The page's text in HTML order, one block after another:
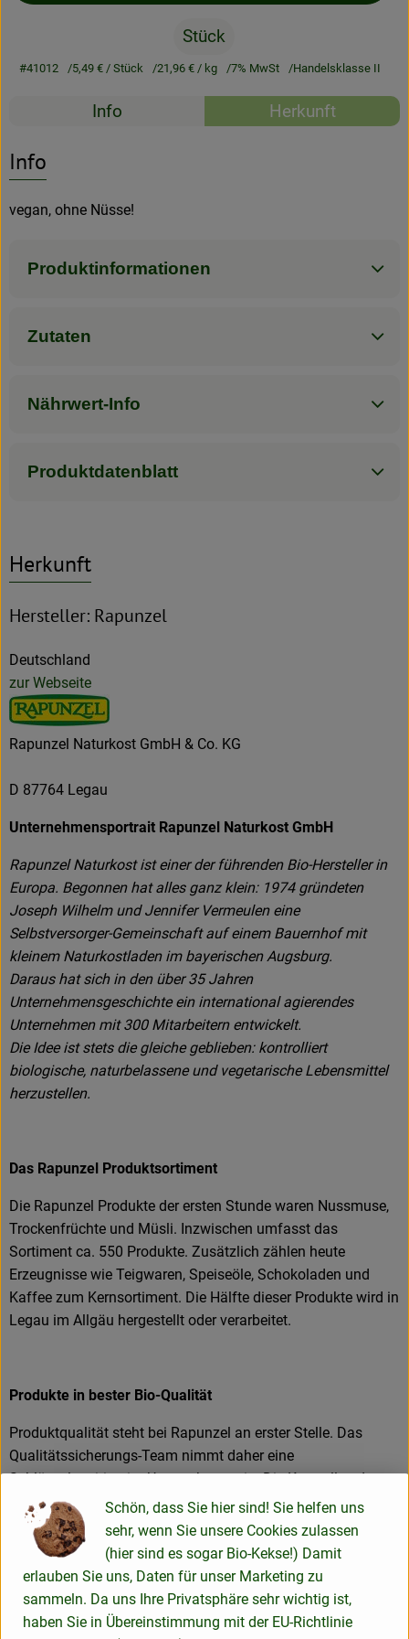
Stück
#41012 5,49 € / Stück 21,96 € / kg 7% MwSt Handelsklasse II
Rezepte
Info Herkunft
Info
vegan, ohne Nüsse!
Produktinformationen
Zutaten
Nährwert-Info
Produktdatenblatt
Herkunft
Hersteller: Rapunzel
Deutschland
zur Webseite
Rapunzel Naturkost GmbH & Co. KG
D 87764 Legau
Unternehmensportrait Rapunzel Naturkost GmbH
Rapunzel Naturkost ist einer der führenden Bio-Hersteller in
Europa. Begonnen hat alles ganz klein: 1974 gründeten
Joseph Wilhelm und Jennifer Vermeulen eine
Selbstversorger-Gemeinschaft auf einem Bauernhof mit
kleinem Naturkostladen im bayerischen Augsburg.
Daraus hat sich in den über 35 Jahren
Unternehmensgeschichte ein international agierendes
Unternehmen mit 300 Mitarbeitern entwickelt.
Die Idee ist stets die gleiche geblieben: kontrolliert
biologische, naturbelassene und vegetarische Lebensmittel
herzustellen.
Das Rapunzel Produktsortiment
Die Rapunzel Produkte der ersten Stunde waren Nussmuse,
Trockenfrüchte und Müsli. Inzwischen umfasst das
Sortiment ca. 550 Produkte. Zusätzlich zählen heute
Erzeugnisse wie Teigwaren, Speiseöle, Schokoladen und
Kaffee zum Kernsortiment. Die Hälfte dieser Produkte wird in
Legau im Allgäu hergestellt oder verarbeitet.
Produkte in bester Bio-Qualität
Produktqualität steht bei Rapunzel an erster Stelle. Das
Qualitätssicherungs-Team nimmt daher eine
Schlüsselposition im Unternehmen ein. Die Kontrollen der
Rohstoffe beginnen bereits auf dem Feld. Bei Wareneingang
werden alle Rohstoffe und Produkte beprobt. Zusätzlich
werden sie durch anerkannte externe Labors unabhängig
analysiert.
Wie schon zu Beginn liegen Rapunzel auch heute die
persönlichen Kontakte zu den Lieferanten und langfristige
Schön, dass Sie hier sind! Sie helfen uns
sehr, wenn Sie unsere Cookies zulassen
(hier sind es sogar Bio-Kekse!) Damit
erlauben Sie uns, Daten für unser Marketing zu
sammeln. Da uns Ihre Privatsphäre sehr wichtig ist,
haben Sie in Übereinstimmung mit der EU-Richtlinie